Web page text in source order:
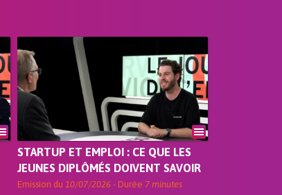
STARTUP ET EMPLOI : CE QUE LES
JEUNES DIPLÔMÉS DOIVENT SAVOIR
Emission du 10/07/2026 - Durée 7 minutes